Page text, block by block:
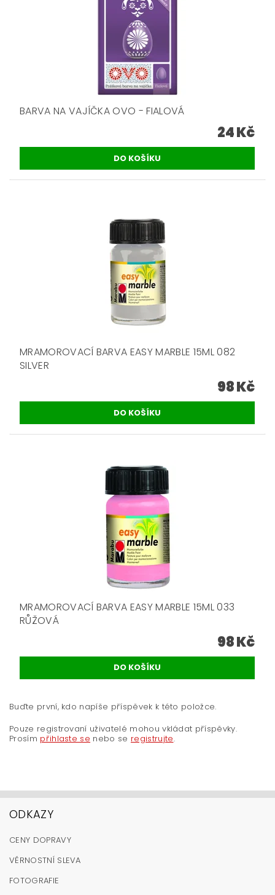
BARVA NA VAJÍČKA OVO - FIALOVÁ
24 Kč
MRAMOROVACÍ BARVA EASY MARBLE 15ML 082
SILVER
98 Kč
MRAMOROVACÍ BARVA EASY MARBLE 15ML 033
RŮŽOVÁ
98 Kč
Buďte první, kdo napíše příspěvek k této položce.
Pouze registrovaní uživatelé mohou vkládat příspěvky.
Prosím přihlaste se nebo se registrujte.
ODKAZY
CENY DOPRAVY
VĚRNOSTNÍ SLEVA
FOTOGRAFIE